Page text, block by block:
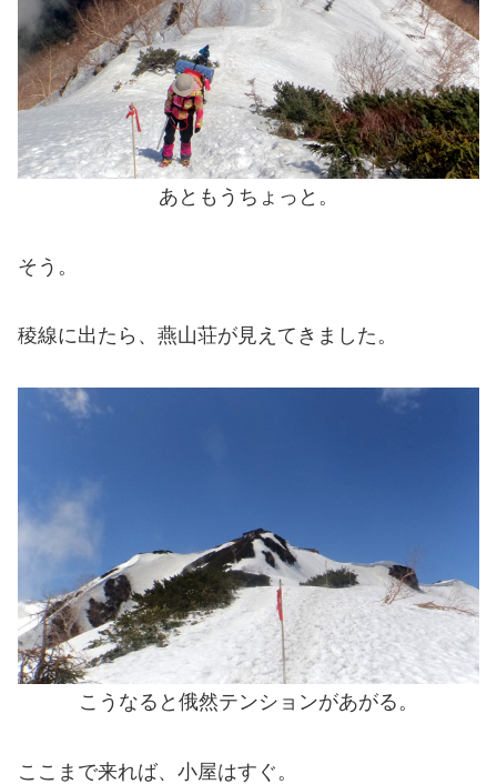
あともうちょっと。
そう。
稜線に出たら、燕山荘が見えてきました。
こうなると俄然テンションがあがる。
ここまで来れば、小屋はすぐ。